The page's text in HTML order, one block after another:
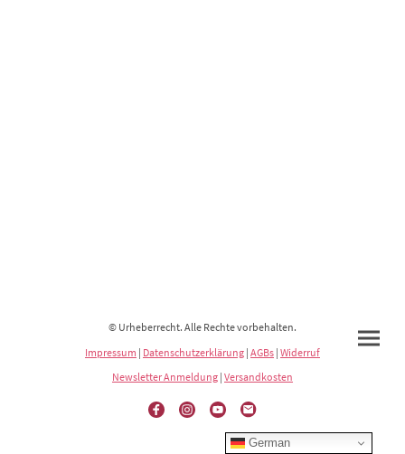
© Urheberrecht. Alle Rechte vorbehalten.
Impressum | Datenschutzerklärung | AGBs | Widerruf
Newsletter Anmeldung | Versandkosten
German